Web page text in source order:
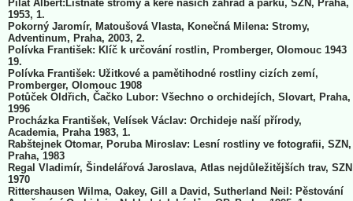
Pilát Albert:Listnaté stromy a keře našich zahrad a parků, SZN, Praha,
1953, 1.
Pokorný Jaromír, Matoušová Vlasta, Konečná Milena: Stromy,
Adventinum, Praha, 2003, 2.
Polívka František: Klíč k určování rostlin, Promberger, Olomouc 1943
19.
Polívka František: Užitkové a pamětihodné rostliny cizích zemí,
Promberger, Olomouc 1908
Potůček Oldřich, Čačko Lubor: Všechno o orchidejích, Slovart, Praha,
1996
Procházka František, Velísek Václav: Orchideje naší přírody,
Academia, Praha 1983, 1.
Rabštejnek Otomar, Poruba Miroslav: Lesní rostliny ve fotografii, SZN,
Praha, 1983
Regal Vladimír, Šindelářová Jaroslava, Atlas nejdůležitějších trav, SZN
1970
Rittershausen Wilma, Oakey, Gill a David, Sutherland Neil: Pěstování